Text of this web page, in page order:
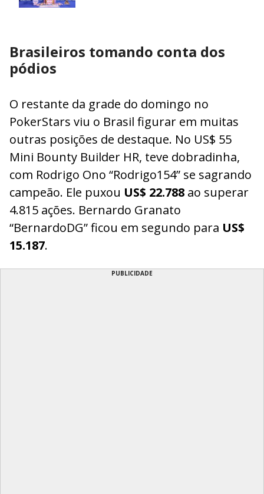
Brasileiros tomando conta dos
pódios
O restante da grade do domingo no
PokerStars viu o Brasil figurar em muitas
outras posições de destaque. No US$ 55
Mini Bounty Builder HR, teve dobradinha,
com Rodrigo Ono “Rodrigo154” se sagrando
campeão. Ele puxou US$ 22.788 ao superar
4.815 ações. Bernardo Granato
“BernardoDG” ficou em segundo para US$
15.187.
PUBLICIDADE